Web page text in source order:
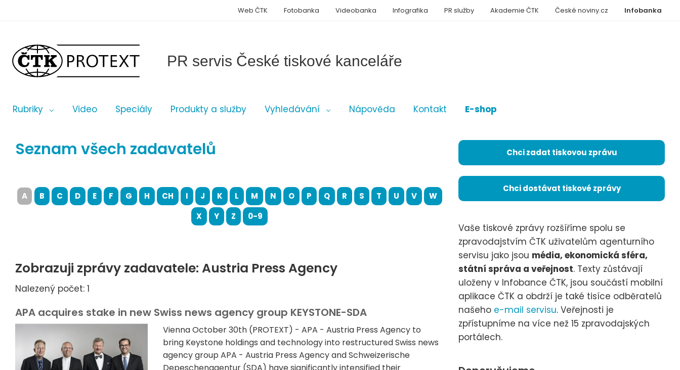
PR servis České tiskové kanceláře
Rubriky Video Speciály Produkty a služby Vyhledávání Nápověda Kontakt E-shop
Infobanka
Web ČTK Fotobanka Videobanka Infografika PR služby Akademie ČTK České noviny.cz
Seznam všech zadavatelů
A B C D E F G H CH I J K L M N O P Q R S T U V
W
X
Y Z 0-9
Zobrazuji zprávy zadavatele: Austria Press Agency
Nalezený počet: 1
APA acquires stake in new Swiss news agency group KEYSTONE-SDA
Vienna October 30th (PROTEXT) - APA - Austria Press Agency to
bring Keystone holdings and technology into restructured Swiss news
agency group APA - Austria Press Agency and Schweizerische
Chci zadat tiskovou zprávu
Chci dostávat tiskové zprávy
Vaše tiskové zprávy rozšíříme spolu se
zpravodajstvím ČTK uživatelům agenturního
servisu jako jsou média, ekonomická sféra,
státní správa a veřejnost. Texty zůstávají
uloženy v Infobance ČTK, jsou součástí mobilní
aplikace ČTK a obdrží je také tisíce odběratelů
našeho e-mail servisu. Veřejnosti je
zpřístupníme na více než 15 zpravodajských
portálech.